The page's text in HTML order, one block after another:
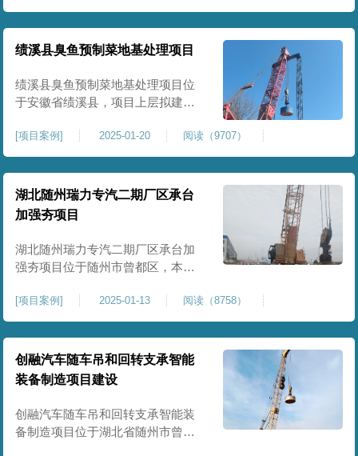
极大考验我司与土方单位交叉施工
能力。每标段强夯施工完成，现场
工程师组织三方验收一次，确认工
施工质量，确保工程整体质量。在
施工过程中我司严格按照设计规范
绩溪县臭鱼预制菜地基处理项目
绩溪县臭鱼预制菜地基处理项目位
于安徽省绩溪县，项目上层拟建生
米。本项目场地后续使用要求较
高，设计拟采用大夯击能进行场地
地基加固处理，我司配备FW5000A
大型强夯机一台，并配备28m龙门架
一幅辅助高能级强夯施工，配备
85T，直径为2m，高度为2.2m的柱
锤一个，柱锤接地面积更小，强夯
穿透
[项目案例] 2025-01-20 阅读（9707）
湖北随州瑞力专汽二期厂区承台
加强夯项目
湖北随州瑞力专汽二期厂区承台加
强夯项目位于随州市曾都区，本项
要求采用强夯置换工艺进行加固处
理，要求经处理深度不小于8米，地
基承载力不小于180Kpa，该项目场
地周边已有建筑物，且本项目采用
夯击能较大，夯击次数较多，为确
保场地临近建筑物安全性，我司在
临近建筑物的场地界限开挖减震沟
[项目案例] 2025-01-13 阅读（8758）
创融汽车随车吊和回转支承智能
装备制造项目建设
创融汽车随车吊和回转支承智能装
备制造项目位于湖北省随州市曾都